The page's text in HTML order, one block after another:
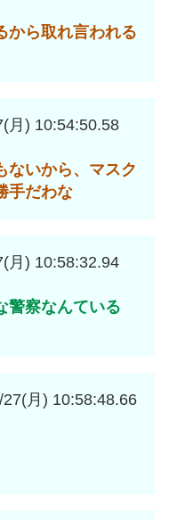
から取れ言われる
月) 10:54:50.58
ないから、マスク
手だわな
月) 10:58:32.94
警察なんている
月) 10:58:48.66